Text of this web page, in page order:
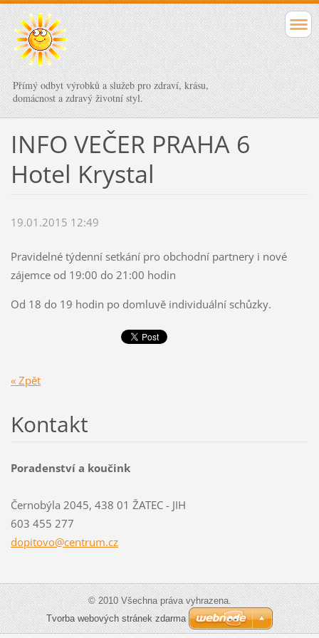
Přímý odbyt výrobků a služeb pro zdraví, krásu,
domácnost a zdravý životní styl.
INFO VEČER PRAHA 6
Hotel Krystal
19.01.2015 12:49
Pravidelné týdenní setkání pro obchodní partnery i nové
zájemce od 19:00 do 21:00 hodin
Od 18 do 19 hodin po domluvě individuální schůzky.
« Zpět
Kontakt
Poradenství a koučink
Černobýla 2045, 438 01 ŽATEC - JIH
603 455 277
dopitovo@centrum.cz
© 2010 Všechna práva vyhrazena.
Tvorba webových stránek zdarma